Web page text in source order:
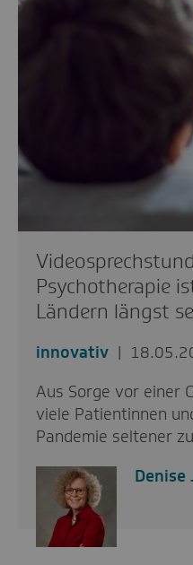
Psychotherapie
Ländern längst
innovativ
Aus Sorge vor einer
viele Patientinnen
Pandemie seltener
Denise